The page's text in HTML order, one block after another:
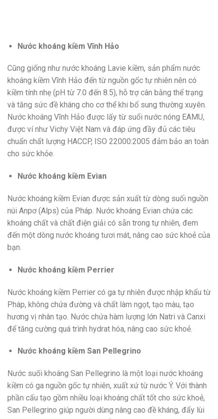
Nước khoáng kiềm Vĩnh Hảo
Cũng giống như nước khoáng Lavie kiềm, sản phẩm nước
khoáng kiềm Vĩnh Hảo đến từ nguồn gốc tự nhiên nên có
kiềm tính nhẹ (pH từ 7.0 đến 8.5), hỗ trợ cân bằng thể trạng
và tăng sức đề kháng cho cơ thể khi bổ sung thường xuyên.
Nước khoáng Vĩnh Hảo được lấy từ suối nước nóng EAMU,
được ví như Vichy Việt Nam và đáp ứng đầy đủ các tiêu
chuẩn chất lượng HACCP, ISO 22000:2005 đảm bảo an toàn
cho sức khỏe.
Nước khoáng kiềm Evian
Nước khoáng kiềm Evian được sản xuất từ dòng suối nguồn
núi Anpơ (Alps) của Pháp. Nước khoáng Evian chứa các
khoáng chất và chất điện giải có sẵn trong tự nhiên, đem
đến một dòng nước khoáng tươi mát, nâng cao sức khoẻ của
bạn.
Nước khoáng kiềm Perrier
Nước khoáng kiềm Perrier có ga tự nhiên được nhập khẩu từ
Pháp, không chứa đường và chất làm ngọt, tạo màu, tạo
hương vị nhân tạo. Nước chứa hàm lượng lớn Natri và Canxi
để tăng cường quá trình hydrat hóa, nâng cao sức khoẻ.
Nước khoáng kiềm San Pellegrino
Nước suối khoáng San Pellegrino là một loại nước khoáng
kiềm có ga nguồn gốc tự nhiên, xuất xứ từ nước Ý. Với thành
phần cấu tạo gồm nhiều loại khoáng chất tốt cho sức khoẻ,
San Pellegrino giúp người dùng nâng cao đề kháng, đẩy lùi